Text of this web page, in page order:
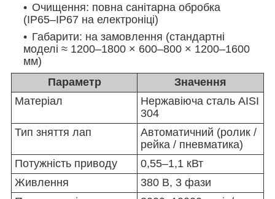
Очищення: повна санітарна обробка
(IP65–IP67 на електроніці)
Габарити: на замовлення (стандартні
моделі ≈ 1200–1800 × 600–800 × 1200–1600
мм)
Параметр
Значення
Матеріал
Нержавіюча сталь AISI
304
Тип зняття лап
Автоматичний (ролик /
рейка / пневматика)
Потужність приводу
0,55–1,1 кВт
Живлення
380 В, 3 фази